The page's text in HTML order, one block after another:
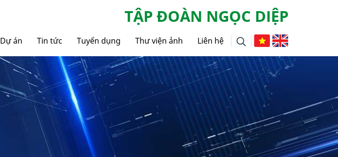
TẬP ĐOÀN NGỌC DIỆP
Dự án Tin tức
Tin tức Tập đoàn
Báo chí nói về chúng tôi
Tuyển dụng Thư viện ảnh Liên hệ